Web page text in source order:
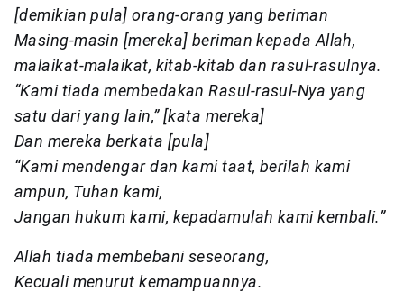
[demikian pula] orang-orang yang beriman
Masing-masin [mereka] beriman kepada Allah,
malaikat-malaikat, kitab-kitab dan rasul-rasulnya.
“Kami tiada membedakan Rasul-rasul-Nya yang
satu dari yang lain,” [kata mereka]
Dan mereka berkata [pula]
“Kami mendengar dan kami taat, berilah kami
ampun, Tuhan kami,
Jangan hukum kami, kepadamulah kami kembali.”
Allah tiada membebani seseorang,
Kecuali menurut kemampuannya.